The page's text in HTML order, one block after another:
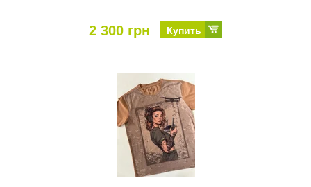
2 300 грн Купить